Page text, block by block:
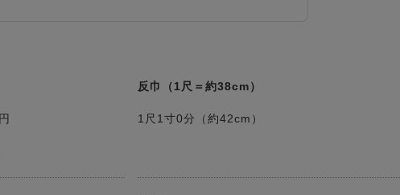
反巾（1尺＝約38cm）
1尺1寸0分（約42cm）